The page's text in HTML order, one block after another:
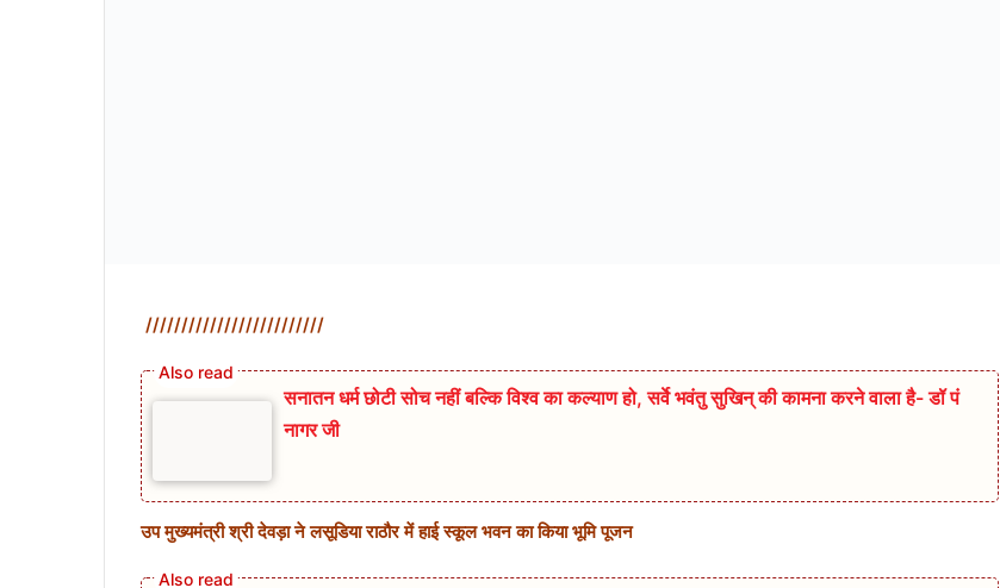
/////////////////////////
सनातन धर्म छोटी सोच नहीं बल्कि विश्व का कल्याण हो, सर्वे भवंतु सुखिन् की कामना करने वाला है- डॉ पं
नागर जी
उप मुख्यमंत्री श्री देवड़ा ने लसूडिया राठौर में हाई स्कूल भवन का किया भूमि पूजन